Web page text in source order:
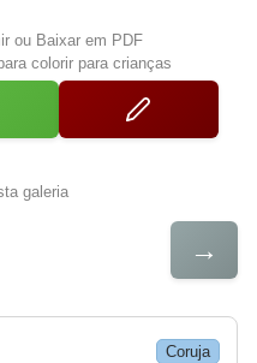
ou Baixar em PDF
colorir para crianças
galeria
→
Coruja